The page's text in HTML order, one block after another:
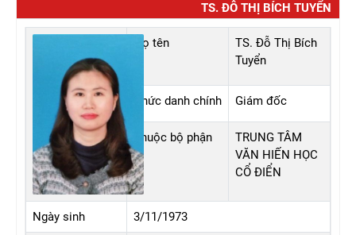
TS. ĐỖ THỊ BÍCH TUYỂN
Họ tên
TS. Đỗ Thị Bích
Tuyển
Chức danh chính Giám đốc
Thuộc bộ phận
TRUNG TÂM
VĂN HIẾN HỌC
CỔ ĐIỂN
Ngày sinh 3/11/1973